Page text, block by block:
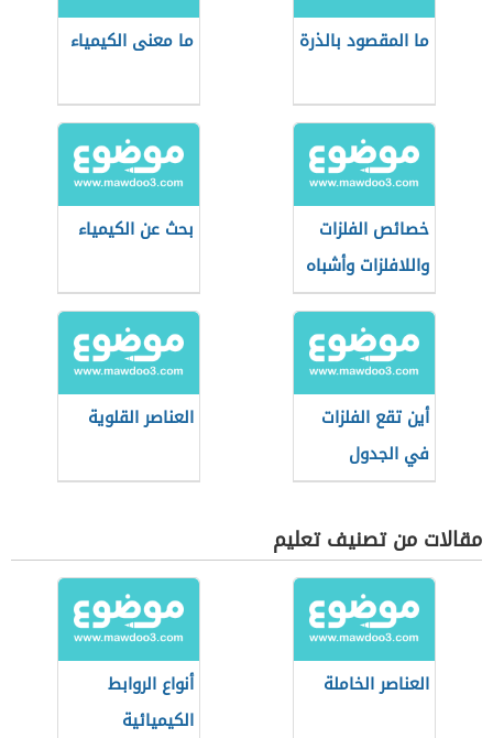
ما المقصود بالذرة ما معنى الكيمياء
خصائص الفلزات
واللافلزات وأشباه
الفلزات
بحث عن الكيمياء
أين تقع الفلزات
في الجدول
الدوري
العناصر القلوية
مقالات من تصنيف تعليم
العناصر الخاملة
أنواع الروابط
الكيميائية